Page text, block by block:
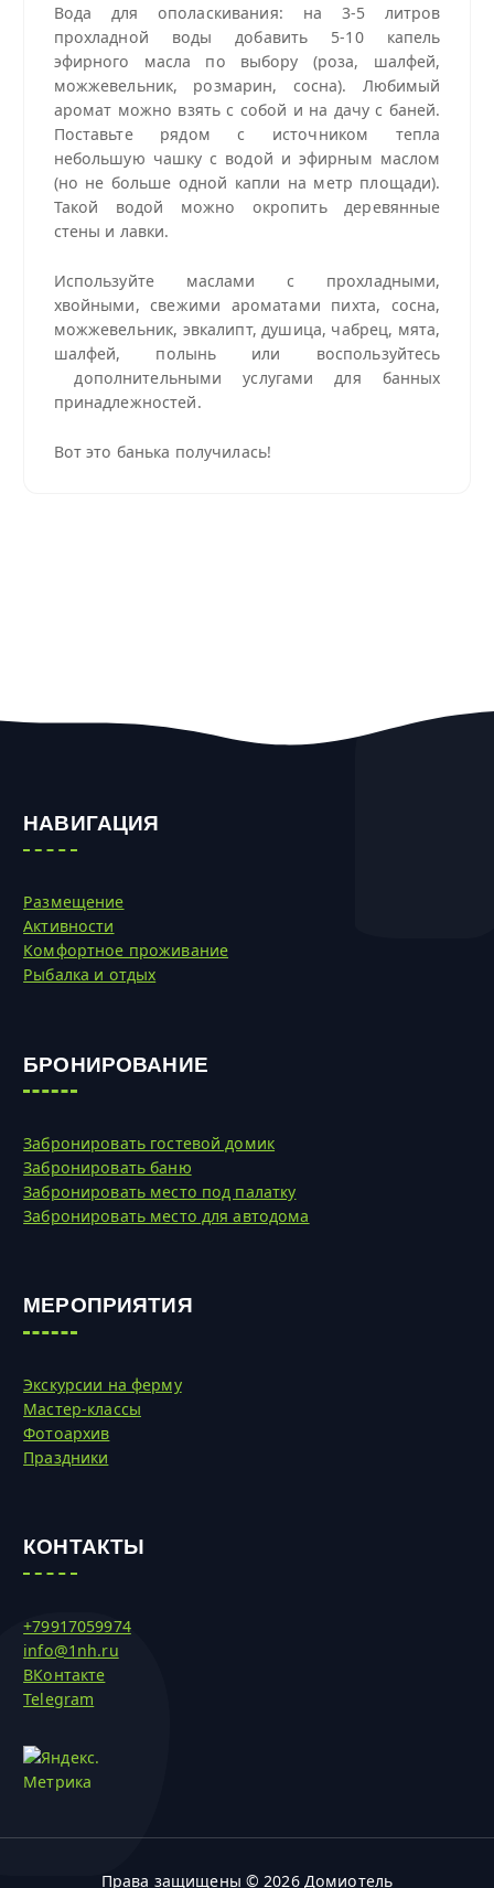
Вода для ополаскивания: на 3-5 литров
прохладной воды добавить 5-10 капель
эфирного масла по выбору (роза, шалфей,
можжевельник, розмарин, сосна). Любимый
аромат можно взять с собой и на дачу с баней.
Поставьте рядом с источником тепла
небольшую чашку с водой и эфирным маслом
(но не больше одной капли на метр площади).
Такой водой можно окропить деревянные
стены и лавки.
Используйте маслами с прохладными,
хвойными, свежими ароматами пихта, сосна,
можжевельник, эвкалипт, душица, чабрец, мята,
шалфей, полынь или воспользуйтесь
дополнительными услугами для банных
принадлежностей.
Вот это банька получилась!
НАВИГАЦИЯ
Размещение
Активности
Комфортное проживание
Рыбалка и отдых
БРОНИРОВАНИЕ
Забронировать гостевой домик
Забронировать баню
Забронировать место под палатку
Забронировать место для автодома
МЕРОПРИЯТИЯ
Экскурсии на ферму
Мастер-классы
Фотоархив
Праздники
КОНТАКТЫ
+79917059974
info@1nh.ru
ВКонтакте
Telegram
Права защищены © 2026 Домиотель